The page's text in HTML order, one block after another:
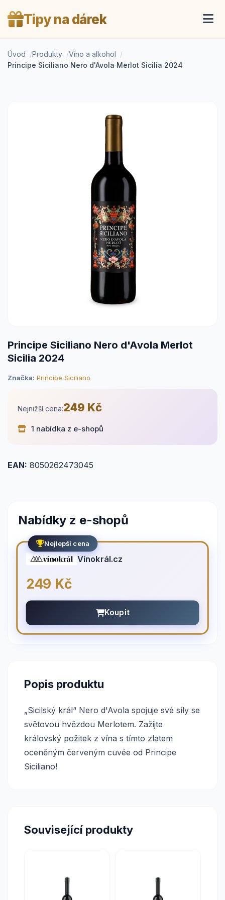
Tipy na dárek
Úvod Produkty
Víno a alkohol
Principe Siciliano Nero d'Avola Merlot Sicilia 2024
Principe Siciliano Nero d'Avola Merlot
Sicilia 2024
Značka: Principe Siciliano
Nejnižší cena:249 Kč
1 nabídka z e-shopů
EAN: 8050262473045
Nabídky z e-shopů
Nejlepší cena
Vínokrál.cz
249 Kč
Koupit
Popis produktu
„Sicilský král“ Nero d'Avola spojuje své síly se
světovou hvězdou Merlotem. Zažijte
královský požitek z vína s tímto zlatem
oceněným červeným cuvée od Principe
Siciliano!
Související produkty